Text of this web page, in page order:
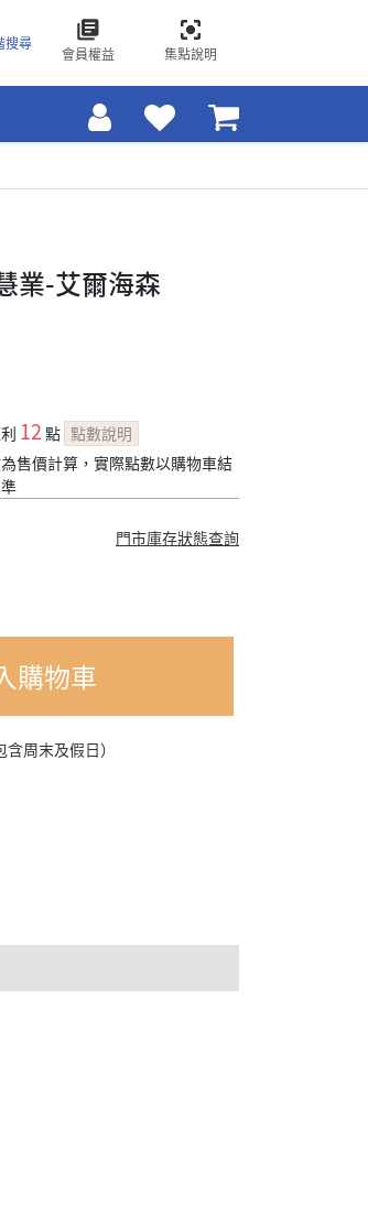
搜尋
會員權益 集點說明
業-艾爾海森
12 點 點數說明
售價計算，實際點數以購物車結
門市庫存狀態查詢
購物車
周末及假日）